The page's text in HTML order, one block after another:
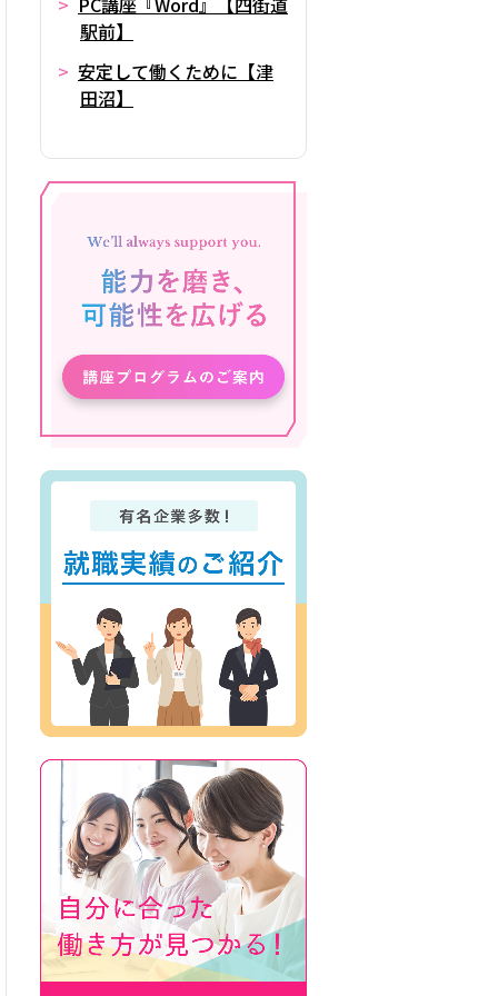
駅前】
安定して働くために【津
田沼】